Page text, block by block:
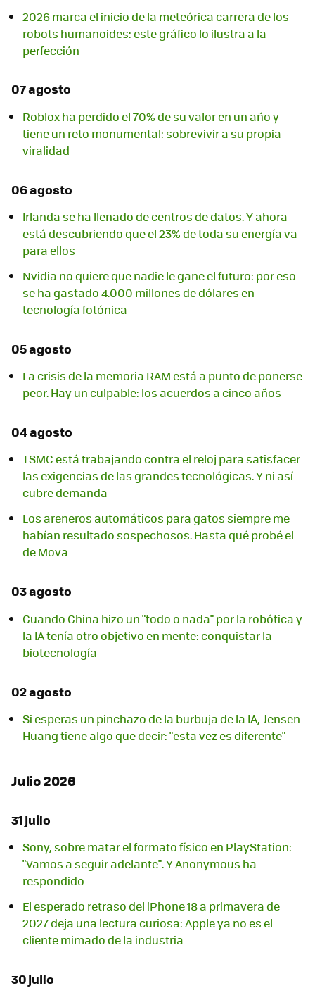
2026 marca el inicio de la meteórica carrera de los
robots humanoides: este gráfico lo ilustra a la
perfección
07 agosto
Roblox ha perdido el 70% de su valor en un año y
tiene un reto monumental: sobrevivir a su propia
viralidad
06 agosto
Irlanda se ha llenado de centros de datos. Y ahora
está descubriendo que el 23% de toda su energía va
para ellos
Nvidia no quiere que nadie le gane el futuro: por eso
se ha gastado 4.000 millones de dólares en
tecnología fotónica
05 agosto
La crisis de la memoria RAM está a punto de ponerse
peor. Hay un culpable: los acuerdos a cinco años
04 agosto
TSMC está trabajando contra el reloj para satisfacer
las exigencias de las grandes tecnológicas. Y ni así
cubre demanda
Los areneros automáticos para gatos siempre me
habían resultado sospechosos. Hasta qué probé el
de Mova
03 agosto
Cuando China hizo un "todo o nada" por la robótica y
la IA tenía otro objetivo en mente: conquistar la
biotecnología
02 agosto
Si esperas un pinchazo de la burbuja de la IA, Jensen
Huang tiene algo que decir: "esta vez es diferente"
Julio 2026
31 julio
Sony, sobre matar el formato físico en PlayStation:
"Vamos a seguir adelante". Y Anonymous ha
respondido
El esperado retraso del iPhone 18 a primavera de
2027 deja una lectura curiosa: Apple ya no es el
cliente mimado de la industria
30 julio